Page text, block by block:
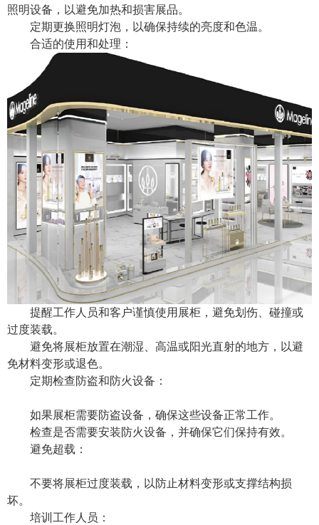
照明设备，以避免加热和损害展品。
定期更换照明灯泡，以确保持续的亮度和色温。
合适的使用和处理：
提醒工作人员和客户谨慎使用展柜，避免划伤、碰撞或
过度装载。
避免将展柜放置在潮湿、高温或阳光直射的地方，以避
免材料变形或退色。
定期检查防盗和防火设备：
如果展柜需要防盗设备，确保这些设备正常工作。
检查是否需要安装防火设备，并确保它们保持有效。
避免超载：
不要将展柜过度装载，以防止材料变形或支撑结构损
坏。
培训工作人员：